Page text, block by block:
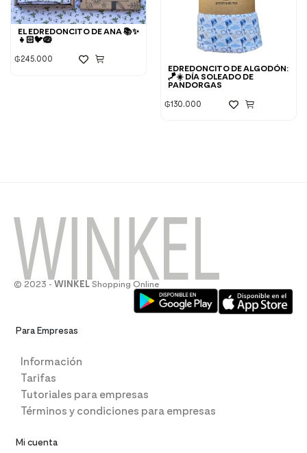
EDREDONCITO DE ALGODÓN:
🪁☀️ DÍA SOLEADO DE
PANDORGAS
₲130.000
EL EDREDONCITO DE ANA 📚✨
👧🏻🐦🪺
₲245.000
© 2023 - WINKEL Shopping Online
Para Empresas
Información
Tarifas
Tutoriales para empresas
Términos y condiciones para empresas
Mi cuenta